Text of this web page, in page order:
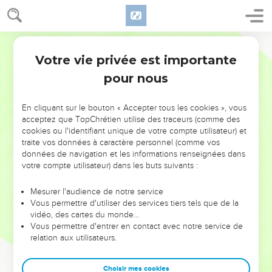
NE MANQUEZ PAS L’ÉVÉNEMENT
DE L’ANNÉE !
ET SI LEURS ERREURS POUVAIENT VOUS ÉVITER LES
VOTRES ?
leur foi ou leur vision. Mais on voit moins les doutes, les erreurs
et les saisons difficiles qu'ils ont traversés, alors même que ce
sont elles qui les ont façonnés.
Dans cette conférence, leaders, entrepreneurs, et responsables
clés pour avancer avec plus de sagesse afin que leurs erreurs
Votre vie privée est importante
pour nous
En cliquant sur le bouton « Accepter tous les cookies », vous
acceptez que TopChrétien utilise des traceurs (comme des
cookies ou l'identifiant unique de votre compte utilisateur) et
traite vos données à caractère personnel (comme vos
données de navigation et les informations renseignées dans
votre compte utilisateur) dans les buts suivants :
Mesurer l'audience de notre service
Vous permettre d'utiliser des services tiers tels que de la
vidéo, des cartes du monde…
Vous permettre d'entrer en contact avec notre service de
relation aux utilisateurs.
Choisir mes cookies